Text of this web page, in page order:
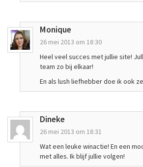
Monique
26 mei 2013 om 18:30
Heel veel succes met jullie site!
team zo bij elkaar!
En als lush liefhebber doe ik ook
Dineke
26 mei 2013 om 18:31
Wat een leuke winactie! En een
met alles. Ik blijf jullie volgen!